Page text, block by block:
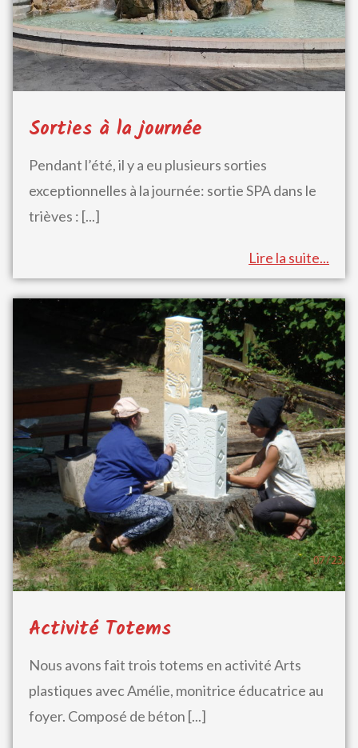
Sorties à la journée
Pendant l’été, il y a eu plusieurs sorties
exceptionnelles à la journée: sortie SPA dans le
trièves : [...]
Lire la suite...
Activité Totems
Nous avons fait trois totems en activité Arts
plastiques avec Amélie, monitrice éducatrice au
foyer. Composé de béton [...]